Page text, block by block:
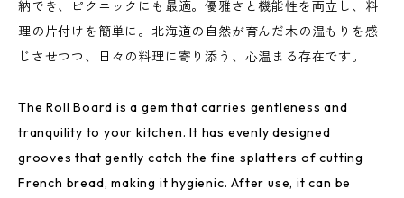
納でき、ピクニックにも最適。優雅さと機能性を両立し、料
理の片付けを簡単に。北海道の自然が育んだ木の温もりを感
じさせつつ、日々の料理に寄り添う、心温まる存在です。
The Roll Board is a gem that carries gentleness and
tranquility to your kitchen. It has evenly designed
grooves that gently catch the fine splatters of cutting
French bread, making it hygienic. After use, it can be